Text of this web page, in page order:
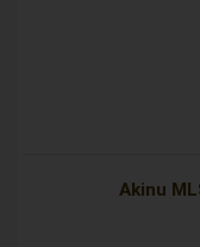
Akinu